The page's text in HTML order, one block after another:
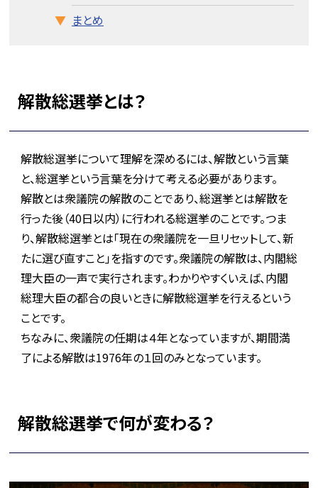
まとめ
解散総選挙とは？
解散総選挙について理解を深めるには、解散という言葉
と、総選挙という言葉を分けて考える必要があります。
解散とは衆議院の解散のことであり、総選挙とは解散を
行った後（40日以内）に行われる総選挙のことです。つま
り、解散総選挙とは「現在の衆議院を一旦リセットして、新
たに選び直すこと」を指すのです。衆議院の解散は、内閣総
理大臣の一声で実行されます。わかりやすくいえば、内閣
総理大臣の都合の良いときに解散総選挙を行えるという
ことです。
ちなみに、衆議院の任期は４年となっていますが、期間満
了による解散は1976年の１回のみとなっています。
解散総選挙で何が変わる？